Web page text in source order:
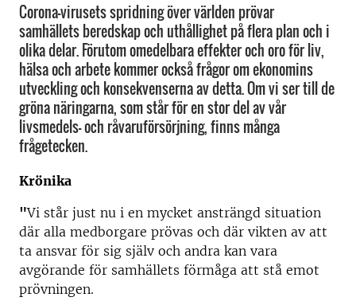
Corona-virusets spridning över världen prövar
samhällets beredskap och uthållighet på flera plan och i
olika delar. Förutom omedelbara effekter och oro för liv,
hälsa och arbete kommer också frågor om ekonomins
utveckling och konsekvenserna av detta. Om vi ser till de
gröna näringarna, som står för en stor del av vår
livsmedels- och råvaruförsörjning, finns många
frågetecken.
Krönika
"Vi står just nu i en mycket ansträngd situation
där alla medborgare prövas och där vikten av att
ta ansvar för sig själv och andra kan vara
avgörande för samhällets förmåga att stå emot
prövningen.